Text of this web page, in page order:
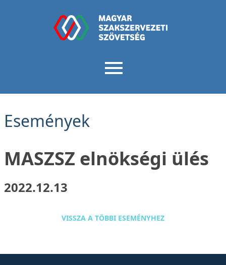
Események
MASZSZ elnökségi ülés
2022.12.13
VISSZA A TÖBBI ESEMÉNYHEZ